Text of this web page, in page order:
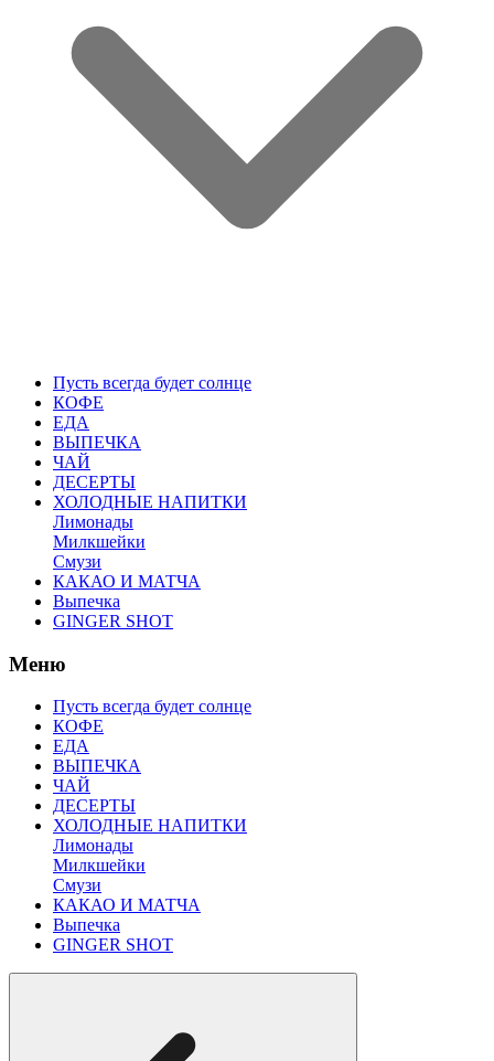
Пусть всегда будет солнце
КОФЕ
ЕДА
ВЫПЕЧКА
ЧАЙ
ДЕСЕРТЫ
ХОЛОДНЫЕ НАПИТКИ
Лимонады
Милкшейки
Смузи
КАКАО И МАТЧА
Выпечка
GINGER SHOT
Меню
Пусть всегда будет солнце
КОФЕ
ЕДА
ВЫПЕЧКА
ЧАЙ
ДЕСЕРТЫ
ХОЛОДНЫЕ НАПИТКИ
Лимонады
Милкшейки
Смузи
КАКАО И МАТЧА
Выпечка
GINGER SHOT